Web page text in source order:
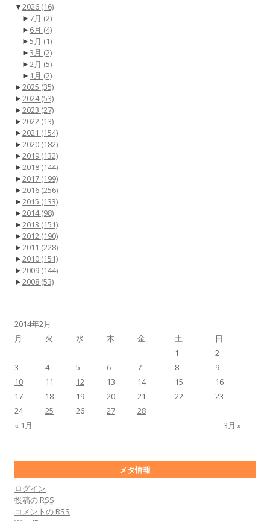
▼2026 (16)
► 7月 (2)
► 6月 (4)
►5月 (1)
►3月 (2)
►2月 (5)
► 1月 (2)
►2025 (35)
►2024(53)
►2023 (27)
►2022 (13)
►2021 (154)
►2020 (182)
►2019 (132)
►2018 (144)
►2017 (199)
►2016 (256)
►2015 (133)
►2014(98)
►2013 (151)
►2012 (190)
►2011 (228)
►2010 (151)
►2009 (144)
►2008 (53)
2014年2月
月
火 水 木 金 土 日
« 1月 3月 »
1
2
3
4 5 6 7 8
9
10
11 12 13 14 15
16
17
18 19 20 21 22
23
24
25 26 27 28
メタ情報
ログイン
投稿の RSS
コメントの RSS